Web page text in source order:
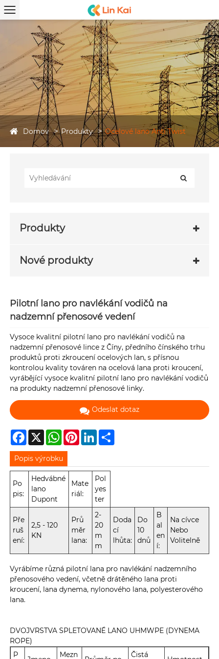
Domov Produkty Ocelové lano Anti Twist
Produkty
Nové produkty
Pilotní lano pro navlékání vodičů na
nadzemní přenosové vedení
Vysoce kvalitní pilotní lano pro navlékání vodičů na
nadzemní přenosové lince z Číny, předního čínského trhu
produktů proti zkroucení ocelových lan, s přísnou
kontrolou kvality továren na ocelová lana proti kroucení,
vyrábějící vysoce kvalitní pilotní lano pro navlékání vodičů
na produkty nadzemní přenosové linky.
Odeslat dotaz
Facebook
X WhatsAppPinterestLinkedIn
Popis výrobku
Po
pis:
Hedvábné
lano
Dupont
Mate
riál:
Pol
yes
ter
Pře
ruš
ení:
2,5 - 120
KN
Prů
měr
lana:
2-
20
m
m
Doda
cí
lhůta:
Do
10
dnů
B
al
en
í:
Na cívce
Nebo
Volitelně
Vyrábíme různá pilotní lana pro navlékání nadzemního
přenosového vedení, včetně drátěného lana proti
kroucení, lana dynema, nylonového lana, polyesterového
lana.
DVOJVRSTVA SPLETOVANÉ LANO UHMWPE (DYNEMA
ROPE)
P
Mezn
Čistá